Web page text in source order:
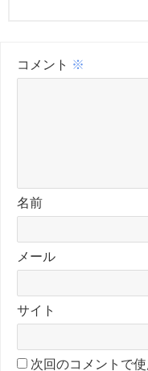
コメント ※
名前
メール
サイト
次回のコメントで